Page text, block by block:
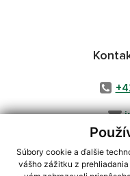
Súbory cookie a ďalšie
vášho zážitku z